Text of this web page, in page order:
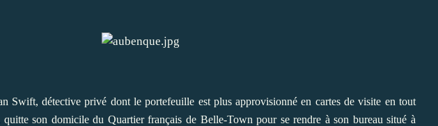
Swift, détective privé dont le portefeuille est plus approvisionné en cartes de visite en tout
quitte son domicile du Quartier français de Belle-Town pour se rendre à son bureau situé à